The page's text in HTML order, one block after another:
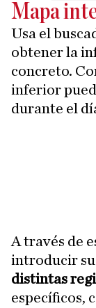
Mapa
Usa el
obtener la
concreto.
inferior
durante el
A través de
introducir
distintas
específicos,